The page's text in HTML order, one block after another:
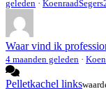
geleden ·
Waar vind ik
4 maanden geleden ·
Pelletkachel links